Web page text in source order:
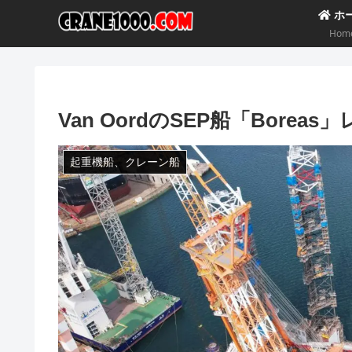
ホ
Van OordのSEP船「Boreas」
起重機船、クレーン船